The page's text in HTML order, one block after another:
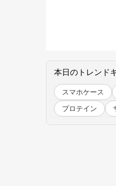
本日のトレンド
スマホケース
プロテイン